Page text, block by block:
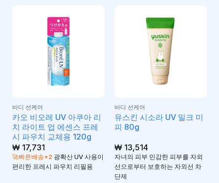
바디 선케어
카오 비오레 UV 아쿠아 리
치 라이트 업 에센스 프레
시 파우치 교체용 120g
₩17,731
🚀빠른배송+2 광확산 UV 사용이
편리한 프레시 파우치 리필용
바디 선케어
유스킨 시소라 UV 밀크 미
피 80g
₩13,514
자녀의 피부 민감한 피부를 자외
선으로부터 보호하는 자외선 차
단제